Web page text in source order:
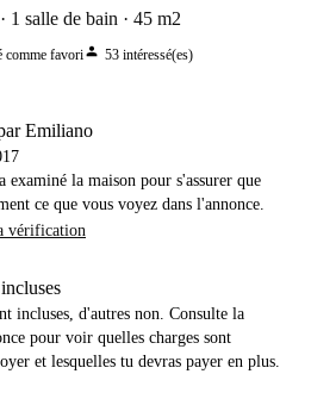
1 salle de bain 45 m2
comme favoriperson 53 intéressé(es)
Emiliano
examiné la maison pour s'assurer que
ce que vous voyez dans l'annonce.
vérification
incluses
incluses, d'autres non. Consulte la
pour voir quelles charges sont
et lesquelles tu devras payer en plus.